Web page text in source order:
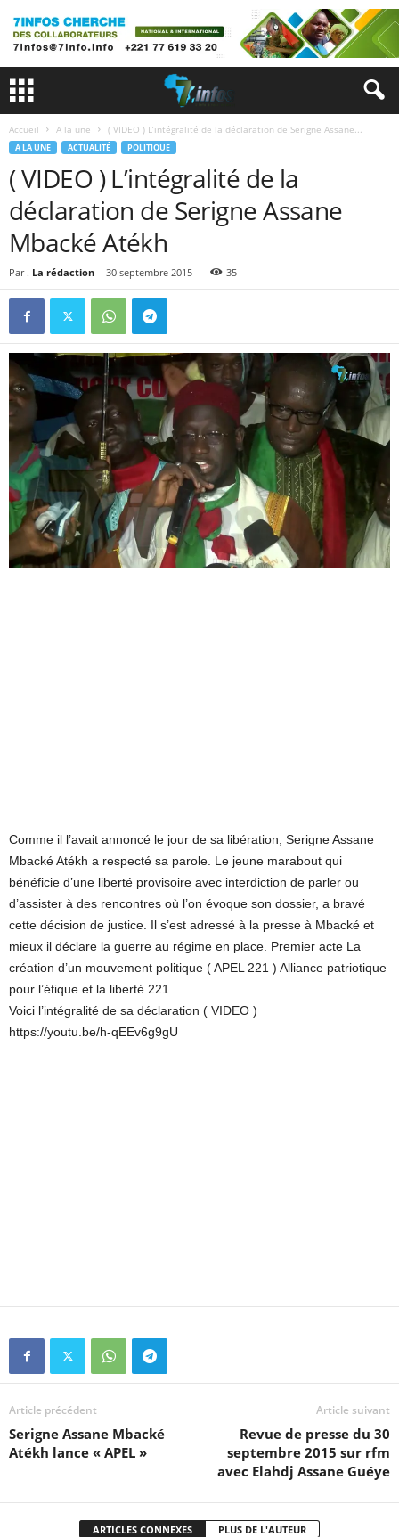
Accueil A la une ( VIDEO ) L’intégralité de la déclaration de Serigne Assane...
A LA UNE ACTUALITÉ POLITIQUE
( VIDEO ) L’intégralité de la
déclaration de Serigne Assane
Mbacké Atékh
Par . La rédaction - 30 septembre 2015 35
Comme il l’avait annoncé le jour de sa libération, Serigne Assane
Mbacké Atékh a respecté sa parole. Le jeune marabout qui
bénéficie d’une liberté provisoire avec interdiction de parler ou
d’assister à des rencontres où l’on évoque son dossier, a bravé
cette décision de justice. Il s’est adressé à la presse à Mbacké et
mieux il déclare la guerre au régime en place. Premier acte La
création d’un mouvement politique ( APEL 221 ) Alliance patriotique
pour l’étique et la liberté 221.
Voici l’intégralité de sa déclaration ( VIDEO )
https://youtu.be/h-qEEv6g9gU
Article précédent
Serigne Assane Mbacké
Atékh lance « APEL »
Article suivant
Revue de presse du 30
septembre 2015 sur rfm
avec Elahdj Assane Guéye
ARTICLES CONNEXES PLUS DE L'AUTEUR